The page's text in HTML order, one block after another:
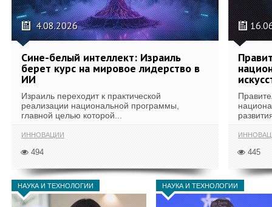
4.08.2026
Сине-белый интеллект: Израиль
берет курс на мировое лидерство в
ИИ
Израиль переходит к практической
реализации национальной программы,
главной целью которой...
ИННОВАЦИИ
494 445
НАУКА И ТЕХНОЛОГИИ НАУКА И ТЕХНОЛОГИИ